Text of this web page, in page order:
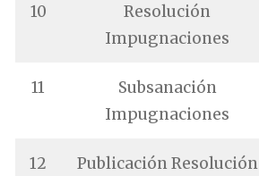
10
Resolución
Impugnaciones
11
Subsanación
Impugnaciones
12
Publicación Resolución